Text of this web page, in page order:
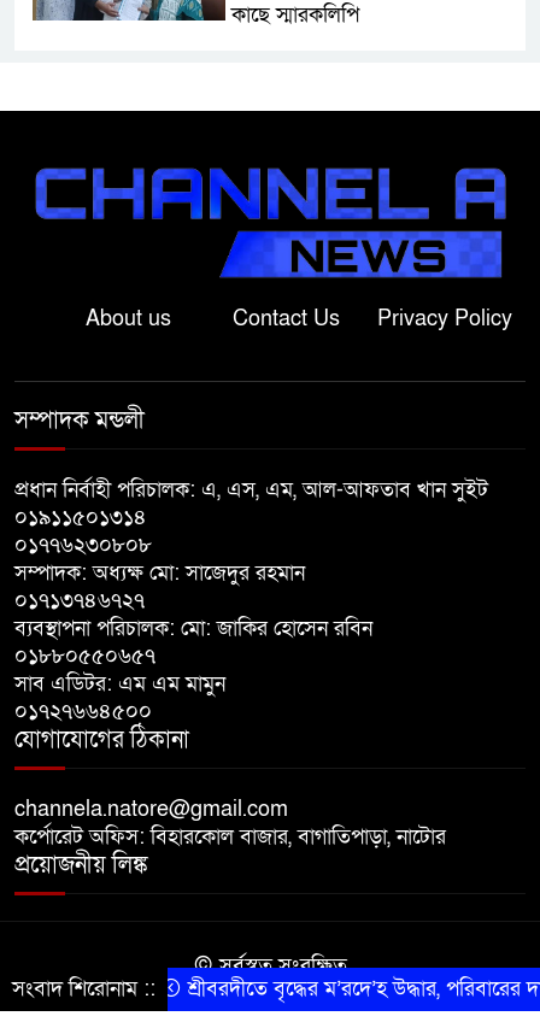
কাছে স্মারকলিপি
ঘণ্টার ব্যবধানে স্ত্রীরও মৃত্যু, শোকে
বাংলাদেশের মাটিতে আর কোনোদিন
ফ্যাসিস্টের স্থান হবে না: নাটোরে হুইপ
দুলু
লালপুরে নারীর ১ লাখ ৮০ হাজার টাকা
অভিযোগে বাগাতিপাড়ায় মানববন্ধন
সমাপনী ও পুরস্কার বিতরণ
About us Contact Us Privacy Policy
সম্পাদক মন্ডলী
প্রধান নির্বাহী পরিচালক: এ, এস, এম, আল-আফতাব খান সুইট
০১৯১১৫০১৩১৪
০১৭৭৬২৩০৮০৮
সম্পাদক: অধ্যক্ষ মো: সাজেদুর রহমান
০১৭১৩৭৪৬৭২৭
ব্যবস্থাপনা পরিচালক: মো: জাকির হোসেন রবিন
০১৮৮০৫৫০৬৫৭
সাব এডিটর: এম এম মামুন
০১৭২৭৬৬৪৫০০
যোগাযোগের ঠিকানা
channela.natore@gmail.com
কর্পোরেট অফিস: বিহারকোল বাজার, বাগাতিপাড়া, নাটোর
প্রয়োজনীয় লিঙ্ক
© সর্বস্বত্ব সংরক্ষিত
কারিগরি সহযোগিতায় সীমান্ত আইটি
সংবাদ শিরোনাম ::শ্রীবরদীতে বৃদ্ধের ম’রদে’হ উদ্ধার, পরিবারের দাবি